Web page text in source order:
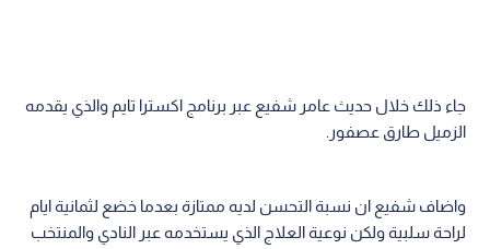
جاء ذلك خلال حديث عامر شفيع عبر برنامج اكسترا تايم والذي يقدمه
الزميل طارق عصفور.
واضاف شفيع ان نسبة التحسن لديه ممتازة بعدما خضع لثمانية ايام
لراحة سلبية ولكن نوعية العلاج الذي يستخدمه عبر النادي والمنتخب